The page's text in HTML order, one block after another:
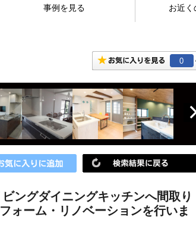
事例を見る お近く
0
ングダイニングキッチンへ間取り
ォーム・リノベーションを行いま